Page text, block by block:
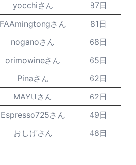
yocchiさん
87日
FAAmingtongさん
81日
noganoさん
68日
orimowineさん
65日
Pinaさん
62日
MAYUさん
62日
Espresso725さん
49日
おしげさん 48日